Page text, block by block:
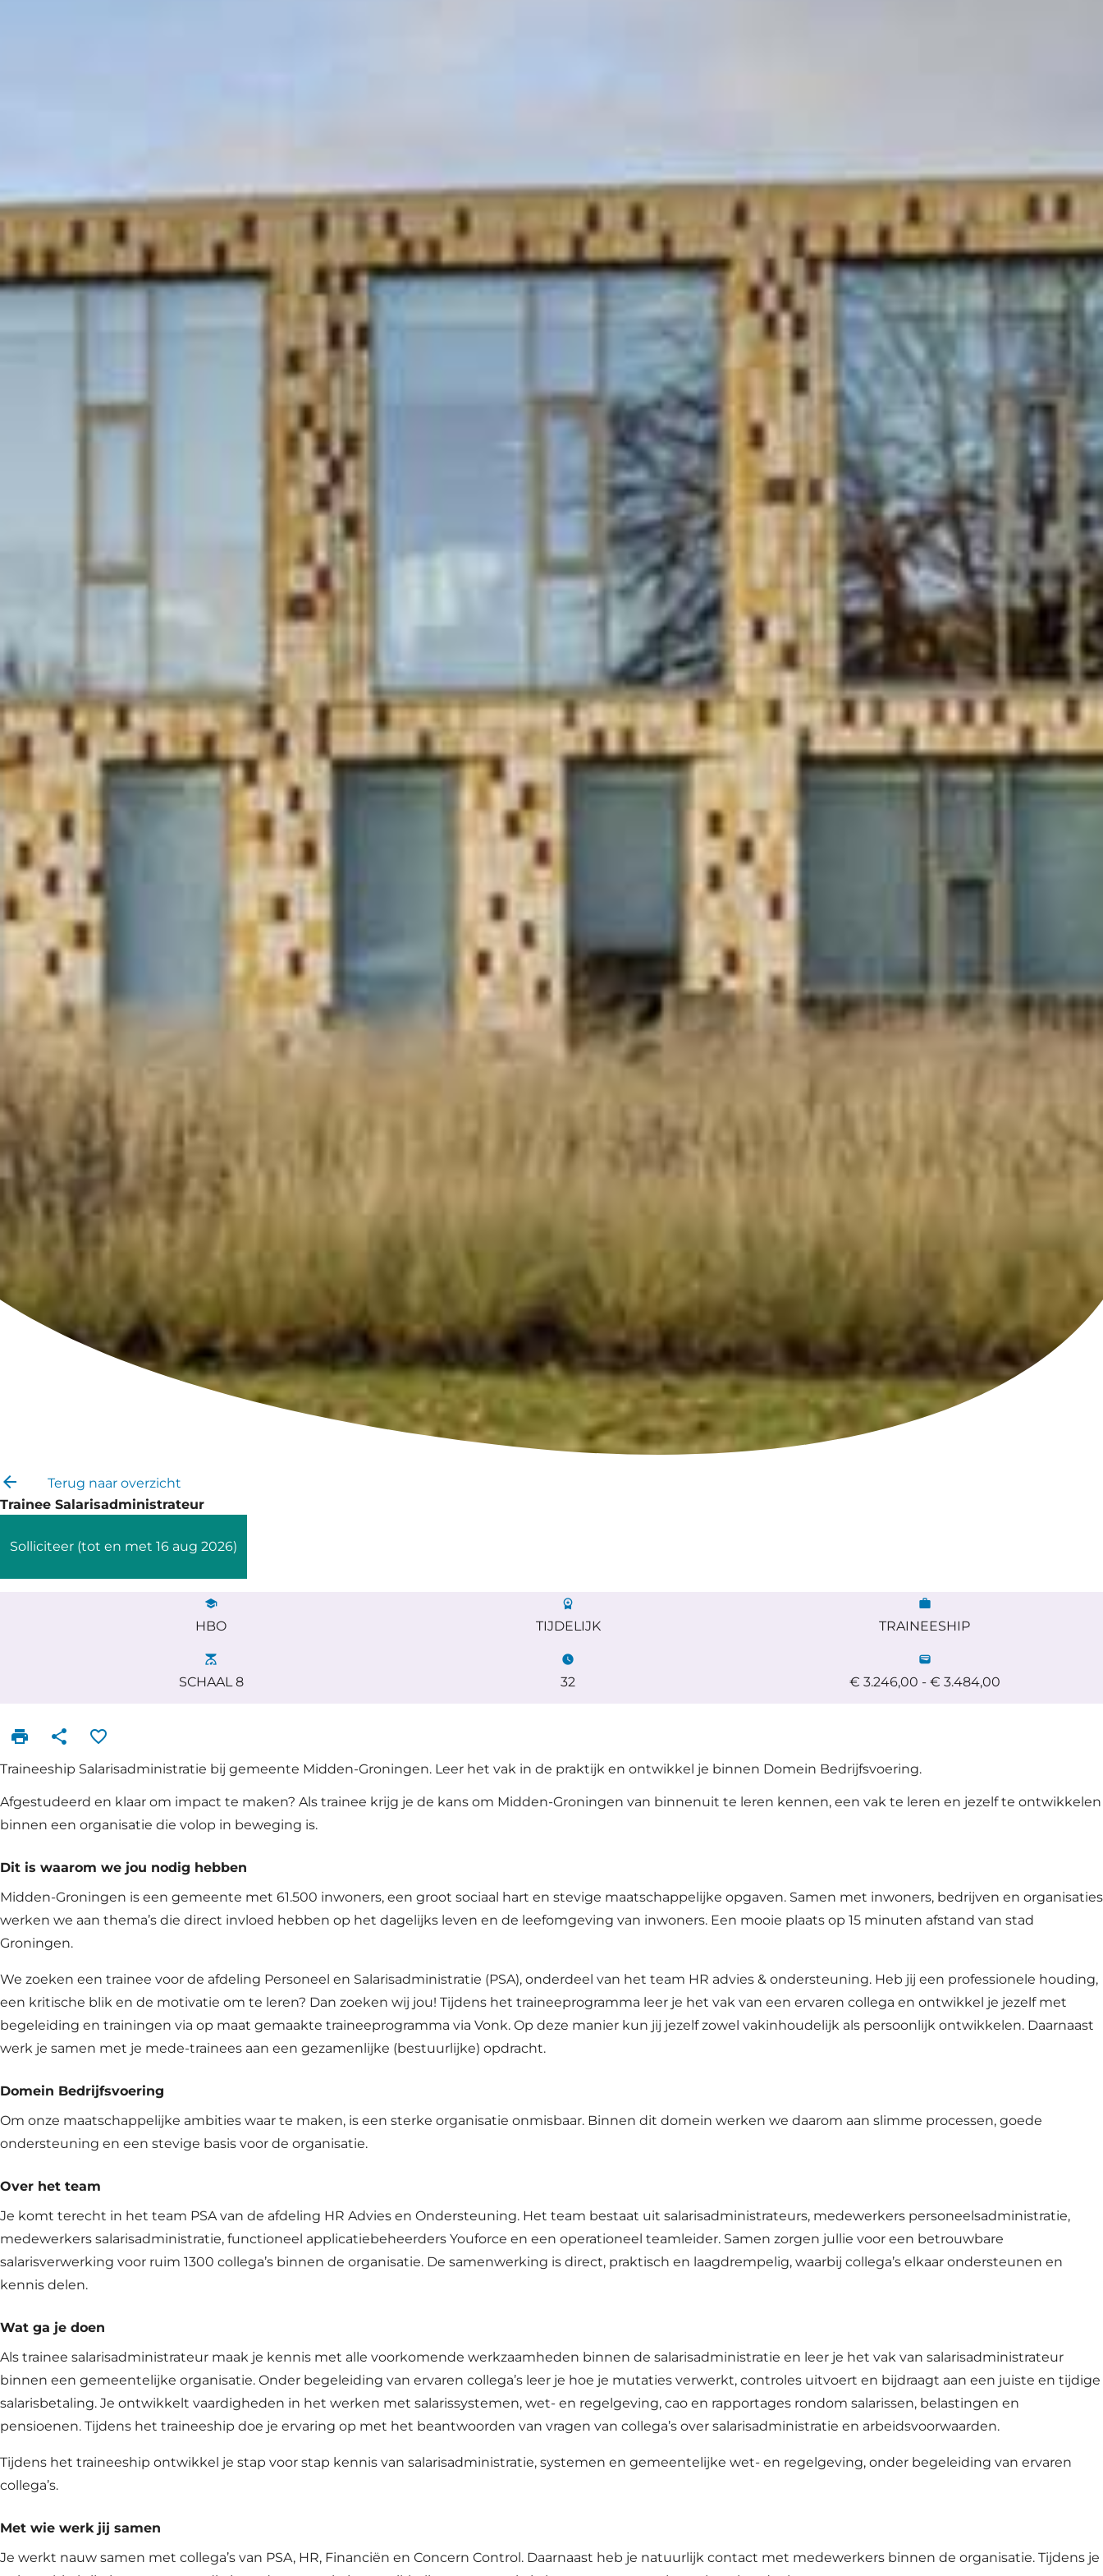
arrow_back
Terug naar overzicht
Trainee Salarisadministrateur
Solliciteer (tot en met 16 aug 2026)
school
HBO
workspace_premium
TIJDELIJK
work
TRAINEESHIP
scale
SCHAAL 8
watch_later
32
wallet
€ 3.246,00 - € 3.484,00
print share favorite_border
Traineeship Salarisadministratie bij gemeente Midden-Groningen. Leer het vak in de praktijk en ontwikkel je binnen Domein Bedrijfsvoering.
Afgestudeerd en klaar om impact te maken? Als trainee krijg je de kans om Midden-Groningen van binnenuit te leren kennen, een vak te leren en jezelf te ontwikkelen
binnen een organisatie die volop in beweging is.
Dit is waarom we jou nodig hebben
Midden-Groningen is een gemeente met 61.500 inwoners, een groot sociaal hart en stevige maatschappelijke opgaven. Samen met inwoners, bedrijven en organisaties
werken we aan thema’s die direct invloed hebben op het dagelijks leven en de leefomgeving van inwoners. Een mooie plaats op 15 minuten afstand van stad
Groningen.
We zoeken een trainee voor de afdeling Personeel en Salarisadministratie (PSA), onderdeel van het team HR advies & ondersteuning. Heb jij een professionele houding,
een kritische blik en de motivatie om te leren? Dan zoeken wij jou! Tijdens het traineeprogramma leer je het vak van een ervaren collega en ontwikkel je jezelf met
begeleiding en trainingen via op maat gemaakte traineeprogramma via Vonk. Op deze manier kun jij jezelf zowel vakinhoudelijk als persoonlijk ontwikkelen. Daarnaast
werk je samen met je mede-trainees aan een gezamenlijke (bestuurlijke) opdracht.
Domein Bedrijfsvoering
Om onze maatschappelijke ambities waar te maken, is een sterke organisatie onmisbaar. Binnen dit domein werken we daarom aan slimme processen, goede
ondersteuning en een stevige basis voor de organisatie.
Over het team
Je komt terecht in het team PSA van de afdeling HR Advies en Ondersteuning. Het team bestaat uit salarisadministrateurs, medewerkers personeelsadministratie,
medewerkers salarisadministratie, functioneel applicatiebeheerders Youforce en een operationeel teamleider. Samen zorgen jullie voor een betrouwbare
salarisverwerking voor ruim 1300 collega’s binnen de organisatie. De samenwerking is direct, praktisch en laagdrempelig, waarbij collega’s elkaar ondersteunen en
kennis delen.
Wat ga je doen
Als trainee salarisadministrateur maak je kennis met alle voorkomende werkzaamheden binnen de salarisadministratie en leer je het vak van salarisadministrateur
binnen een gemeentelijke organisatie. Onder begeleiding van ervaren collega’s leer je hoe je mutaties verwerkt, controles uitvoert en bijdraagt aan een juiste en tijdige
salarisbetaling. Je ontwikkelt vaardigheden in het werken met salarissystemen, wet- en regelgeving, cao en rapportages rondom salarissen, belastingen en
pensioenen. Tijdens het traineeship doe je ervaring op met het beantwoorden van vragen van collega’s over salarisadministratie en arbeidsvoorwaarden.
Tijdens het traineeship ontwikkel je stap voor stap kennis van salarisadministratie, systemen en gemeentelijke wet- en regelgeving, onder begeleiding van ervaren
collega’s.
Met wie werk jij samen
Je werkt nauw samen met collega’s van PSA, HR, Financiën en Concern Control. Daarnaast heb je natuurlijk contact met medewerkers binnen de organisatie. Tijdens je